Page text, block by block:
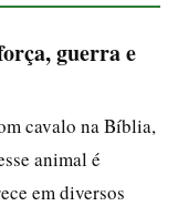
guerra e
cavalo na Bíblia,
animal é
em diversos